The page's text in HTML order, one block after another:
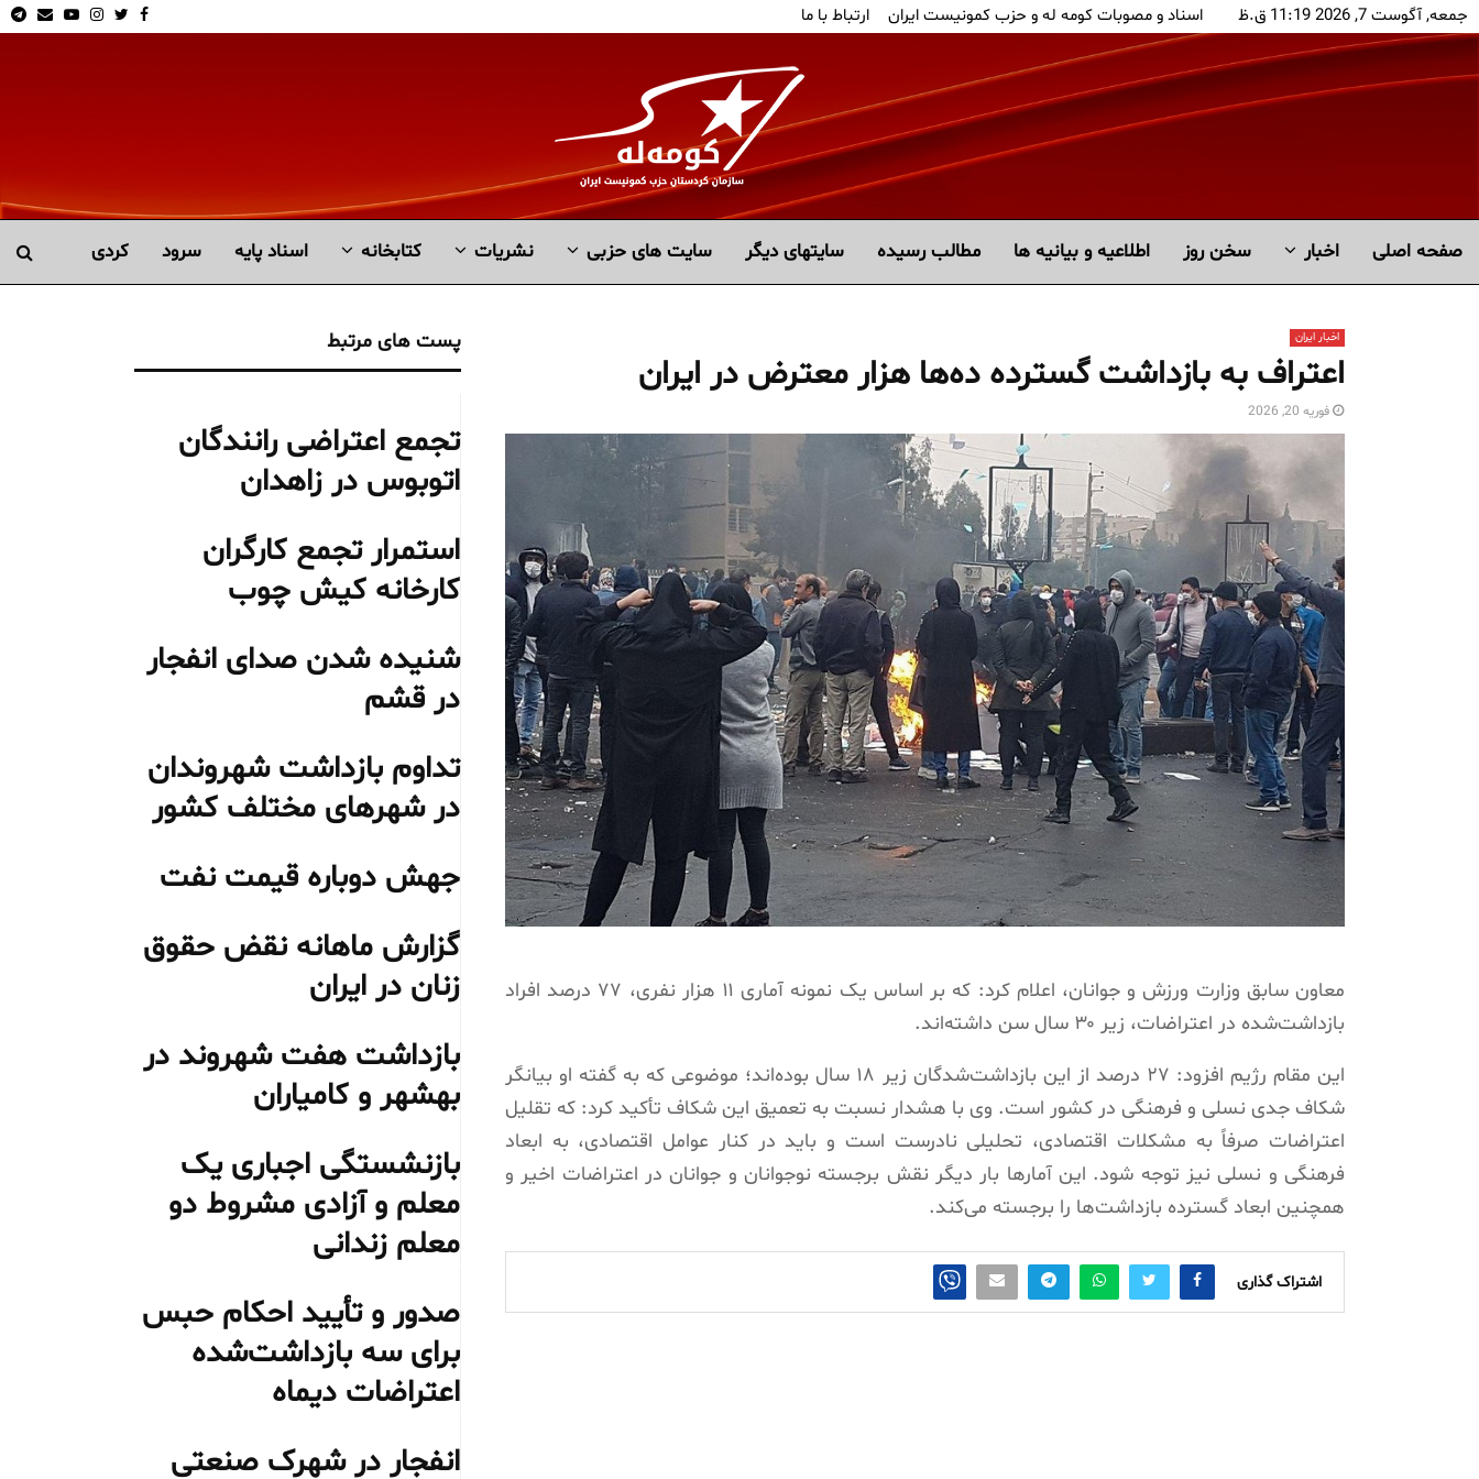
جمعه, آگوست 7, 2026 11:19 ق.ظ اسناد و مصوبات کومه له و حزب کمونیست ایران ارتباط با ما Facebook
Twitter
Instagram
Youtube
Email
صفحه اصلی اخبار سخن روز اطلاعیه و بیانیه ها مطالب رسیده سايتهاى ديگر سایت های حزبی نشریات کتابخانە اسناد پایه سرود کردی
اخبار ایران
اعتراف به بازداشت گسترده ده‌ها هزار معترض در ایران
فوریه 20, 2026
معاون سابق وزارت ورزش و جوانان، اعلام کرد: که بر اساس یک نمونه آماری ۱۱ هزار نفری، ۷۷ درصد افراد
بازداشت‌شده در اعتراضات، زیر ۳۰ سال سن داشته‌اند.
این مقام رژیم افزود: ۲۷ درصد از این بازداشت‌شدگان زیر ۱۸ سال بوده‌اند؛ موضوعی که به گفته او بیانگر
شکاف جدی نسلی و فرهنگی در کشور است. وی با هشدار نسبت به تعمیق این شکاف تأکید کرد: که تقلیل
اعتراضات صرفاً به مشکلات اقتصادی، تحلیلی نادرست است و باید در کنار عوامل اقتصادی، به ابعاد
فرهنگی و نسلی نیز توجه شود. این آمارها بار دیگر نقش برجسته نوجوانان و جوانان در اعتراضات اخیر و
همچنین ابعاد گسترده بازداشت‌ها را برجسته می‌کند.
اشتراک گذاری
پست های مرتبط
تجمع اعتراضی رانندگان
اتوبوس در زاهدان
استمرار تجمع کارگران
کارخانه کیش چوب
شنیده شدن صدای انفجار
در قشم
تداوم بازداشت شهروندان
در شهرهای مختلف کشور
جهش دوباره قیمت نفت
گزارش ماهانه نقض حقوق
زنان در ایران
بازداشت هفت شهروند در
بهشهر و کامیاران
بازنشستگی اجباری یک
معلم و آزادی مشروط دو
معلم زندانی
صدور و تأیید احکام حبس
برای سه بازداشت‌شده
اعتراضات دیماه
انفجار در شهرک صنعتی